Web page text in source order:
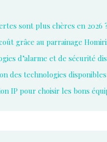
sont plus chères en 2026
grâce au parrainage
d’alarme et de sécurité
des technologies disponibles
IP pour choisir les bons